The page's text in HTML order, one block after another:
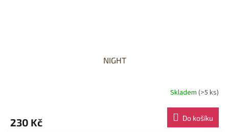
NIGHT
Skladem (>5 ks)
230 Kč Do košíku